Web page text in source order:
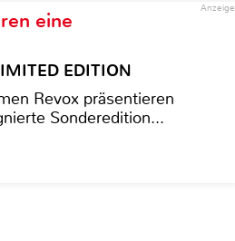
Anzeige
eine
EDITION
Revox präsentieren
Sonderedition...